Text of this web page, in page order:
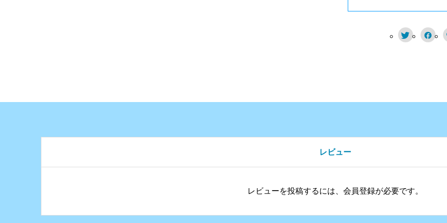
 
レビュー
レビューを投稿するには、会員登録が必要です。